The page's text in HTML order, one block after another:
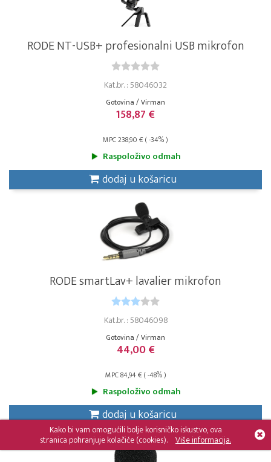
RODE NT-USB+ profesionalni USB mikrofon
Kat.br. : 58046032
Gotovina / Virman
158,87 €
MPC 238,90 € ( -34% )
Raspoloživo odmah
dodaj u košaricu
RODE smartLav+ lavalier mikrofon
Kat.br. : 58046098
Gotovina / Virman
44,00 €
MPC 84,94 € ( -48% )
Raspoloživo odmah
dodaj u košaricu
Kako bi vam omogućili bolje korisničko iskustvo, ova
stranica pohranjuje kolačiće (cookies). Više informacija.